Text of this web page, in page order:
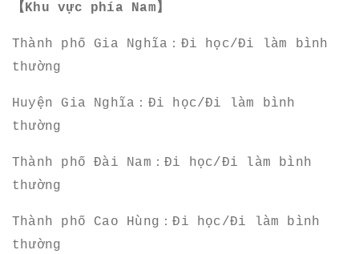
【Khu vực phía Nam】
Thành phố Gia Nghĩa：Đi học/Đi làm bình
thường
Huyện Gia Nghĩa：Đi học/Đi làm bình
thường
Thành phố Đài Nam：Đi học/Đi làm bình
thường
Thành phố Cao Hùng：Đi học/Đi làm bình
thường